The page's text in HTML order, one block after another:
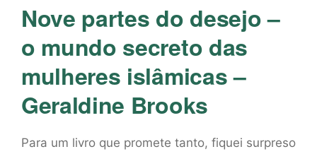
Nove partes do desejo –
o mundo secreto das
mulheres islâmicas –
Geraldine Brooks
Para um livro que promete tanto, fiquei surpreso